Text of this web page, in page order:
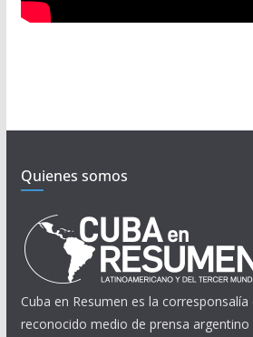
Quienes somos
Cuba en Resumen es la corresponsalía
reconocido medio de prensa argentino